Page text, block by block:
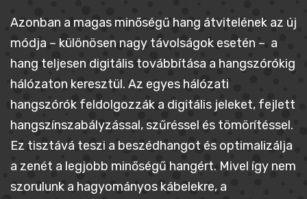
Azonban a magas minőségű hang átvitelének az új
módja – különösen nagy távolságok esetén – a
hang teljesen digitális továbbítása a hangszórókig
hálózaton keresztül. Az egyes hálózati
hangszórók feldolgozzák a digitális jeleket, fejlett
hangszínszabályzással, szűréssel és tömörítéssel.
Ez tisztává teszi a beszédhangot és optimalizálja
a zenét a legjobb minőségű hangért. Mivel így nem
szorulunk a hagyományos kábelekre, a